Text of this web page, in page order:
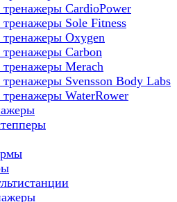
CardioPower
Sole Fitness
тренажеры Oxygen
Carbon
тренажеры Merach
Svensson Body Labs
WaterRower